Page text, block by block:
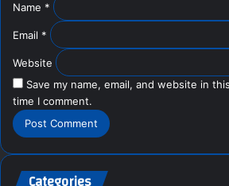
Name *
Email *
Website
Save my name, email, and website in
time I comment.